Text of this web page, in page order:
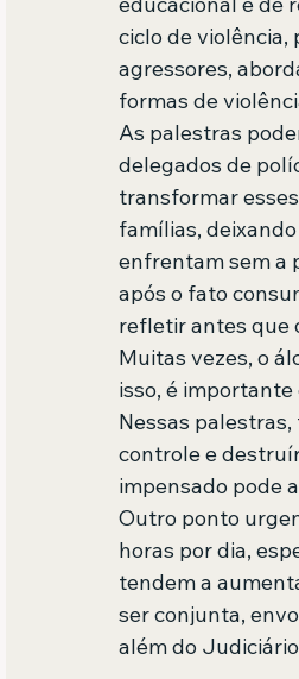
ciclo de violência,
agressores,
formas de
As palestras
delegados de
transformar
famílias,
enfrentam sem a
após o fato
refletir antes que
Muitas vezes, o
isso, é
Nessas
controle e
impensado pode
Outro ponto
horas por dia,
tendem a
ser conjunta,
além do